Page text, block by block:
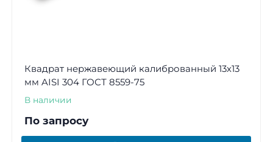
Квадрат нержавеющий калиброванный 13х13
мм AISI 304 ГОСТ 8559-75
В наличии
По запросу